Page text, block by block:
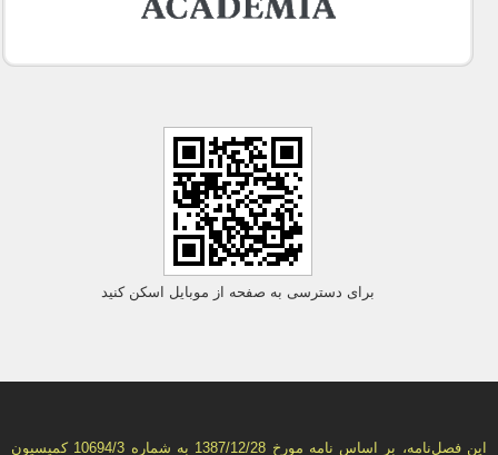
برای دسترسی به صفحه از موبایل اسکن کنید
این فصل‌نامه، بر اساس نامه مورخ 1387/12/28 به شماره 10694/3 كمیسیون